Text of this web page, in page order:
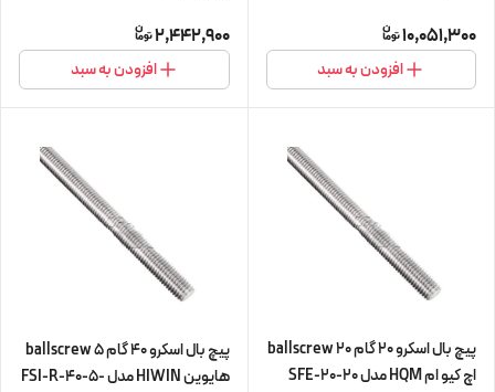
10,051,300
افزودن به سبد
سی) (اورجینال وارداتی)
2,442,900
افزودن به سبد
پیچ بال اسکرو 20 گام 20 ballscrew
اچ کیو ام HQM مدل SFE-20-20
پیچ بال اسکرو 40 گام 5 ballscrew
هایوین HIWIN مدل FSI-R-40-5-